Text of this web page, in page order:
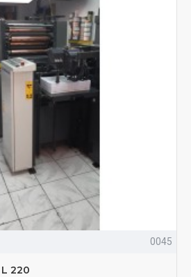
0045
L 220